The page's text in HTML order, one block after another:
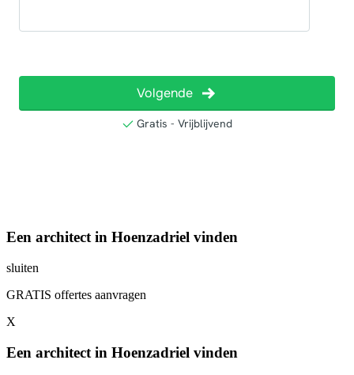
Een architect in Hoenzadriel vinden
sluiten
GRATIS offertes aanvragen
X
Een architect in Hoenzadriel vinden